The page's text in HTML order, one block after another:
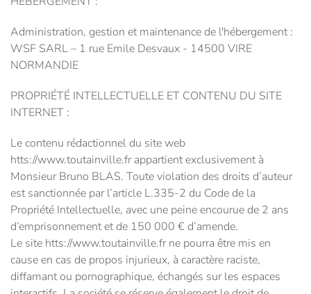
Administration, gestion et maintenance de l'hébergement :
WSF SARL – 1 rue Emile Desvaux - 14500 VIRE
NORMANDIE
PROPRIÉTÉ INTELLECTUELLE ET CONTENU DU SITE
INTERNET :
Le contenu rédactionnel du site web
htts://www.toutainville.fr appartient exclusivement à
Monsieur Bruno BLAS. Toute violation des droits d’auteur
est sanctionnée par l’article L.335-2 du Code de la
Propriété Intellectuelle, avec une peine encourue de 2 ans
d’emprisonnement et de 150 000 € d’amende.
Le site htts://www.toutainville.fr ne pourra être mis en
cause en cas de propos injurieux, à caractère raciste,
diffamant ou pornographique, échangés sur les espaces